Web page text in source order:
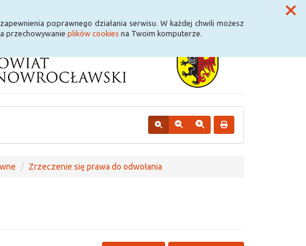
poprawnego działania serwisu. W każdej chwili możesz
przechowywanie plików cookies na Twoim komputerze.
Zrzeczenie się prawa do odwołania